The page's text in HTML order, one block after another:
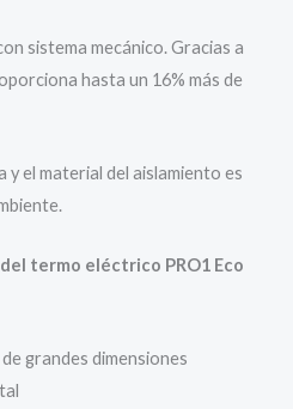
sistema mecánico. Gracias a
hasta un 16% más de
y el material del aislamiento es
termo eléctrico PRO1 Eco
grandes dimensiones